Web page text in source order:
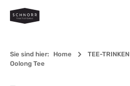
Zum Hauptinhalt springen
Sie sind hier: Home TEE-TRINKEN
Oolong Tee